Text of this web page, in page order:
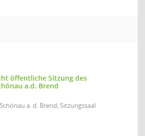
öffentliche Sitzung des
a.d. Brend
a. d. Brend, Sitzungssaal